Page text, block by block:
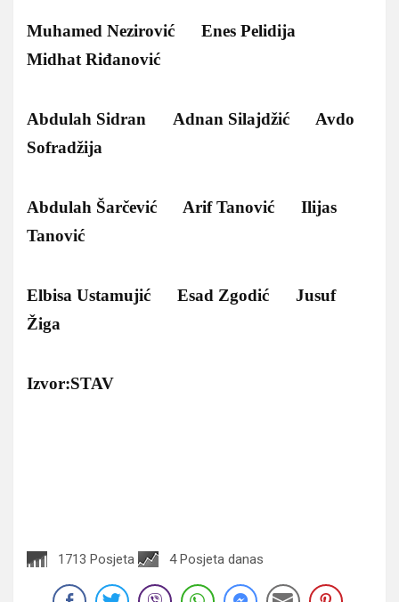
Muhamed Nezirović Enes Pelidija
Midhat Riđanović
Abdulah Sidran Adnan Silajdžić Avdo
Sofradžija
Abdulah Šarčević Arif Tanović Ilijas
Tanović
Elbisa Ustamujić Esad Zgodić Jusuf
Žiga
Izvor:STAV
1713 Posjeta 4 Posjeta danas